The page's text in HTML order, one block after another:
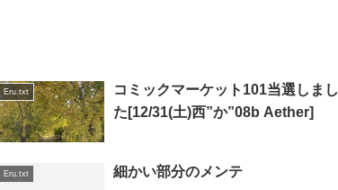
Eru.txt
コミックマーケット101当選しまし
た[12/31(土)西”か”08b Aether]
Eru.txt 細かい部分のメンテ